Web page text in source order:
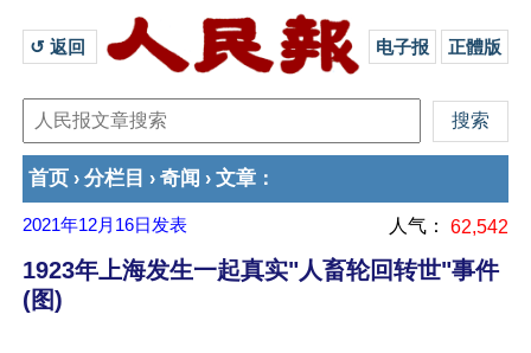
↺ 返回 电子报 正體版
首页 › 分栏目 › 奇闻 › 文章 ：
2021年12月16日 发表 人气： 62,542
1923年上海发生一起真实"人畜轮回转世"事件
(图)